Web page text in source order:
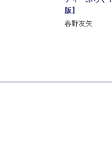
版】
春野友矢